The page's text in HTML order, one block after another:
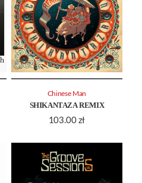
SHIKANTAZA REMIX
103.00 zł
Chinese Man